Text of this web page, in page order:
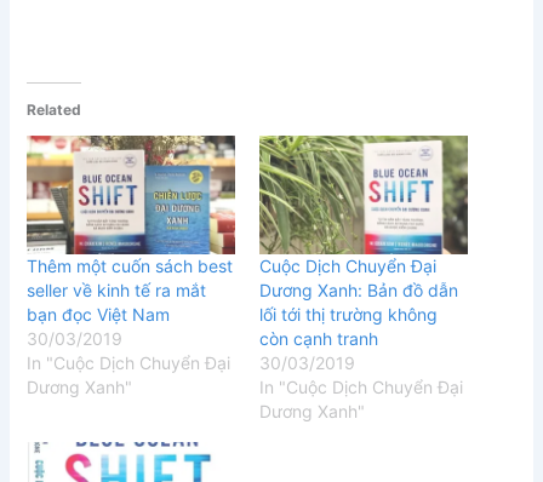
Related
Thêm một cuốn sách best
seller về kinh tế ra mắt
bạn đọc Việt Nam
30/03/2019
In "Cuộc Dịch Chuyển Đại
Dương Xanh"
Cuộc Dịch Chuyển Đại
Dương Xanh: Bản đồ dẫn
lối tới thị trường không
còn cạnh tranh
30/03/2019
In "Cuộc Dịch Chuyển Đại
Dương Xanh"